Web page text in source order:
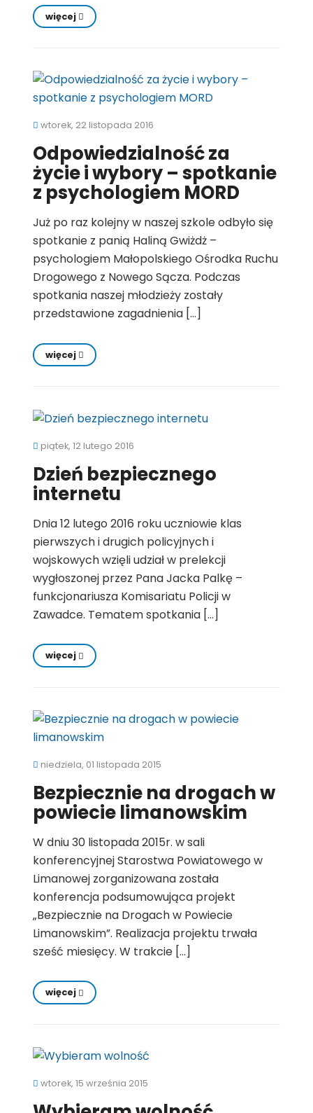
więcej
wtorek, 22 listopada 2016
Odpowiedzialność za
życie i wybory – spotkanie
z psychologiem MORD
Już po raz kolejny w naszej szkole odbyło się
spotkanie z panią Haliną Gwiżdż –
psychologiem Małopolskiego Ośrodka Ruchu
Drogowego z Nowego Sącza. Podczas
spotkania naszej młodzieży zostały
przedstawione zagadnienia […]
więcej
piątek, 12 lutego 2016
Dzień bezpiecznego
internetu
Dnia 12 lutego 2016 roku uczniowie klas
pierwszych i drugich policyjnych i
wojskowych wzięli udział w prelekcji
wygłoszonej przez Pana Jacka Palkę –
funkcjonariusza Komisariatu Policji w
Zawadce. Tematem spotkania […]
więcej
niedziela, 01 listopada 2015
Bezpiecznie na drogach w
powiecie limanowskim
W dniu 30 listopada 2015r. w sali
konferencyjnej Starostwa Powiatowego w
Limanowej zorganizowana została
konferencja podsumowująca projekt
„Bezpiecznie na Drogach w Powiecie
Limanowskim”. Realizacja projektu trwała
sześć miesięcy. W trakcie […]
więcej
wtorek, 15 września 2015